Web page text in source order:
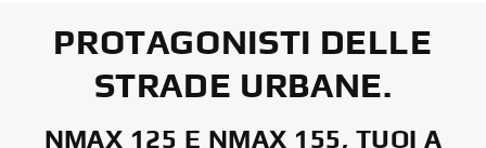
PROTAGONISTI DELLE
STRADE URBANE.
NMAX 125 E NMAX 155, TUOI A